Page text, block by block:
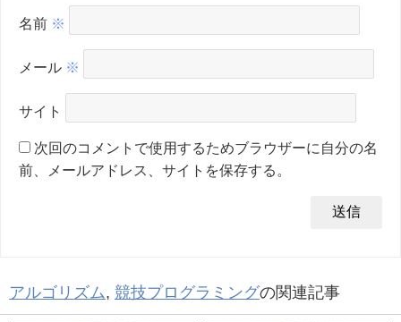
名前 ※
メール ※
サイト
次回のコメントで使用するためブラウザーに自分の名
前、メールアドレス、サイトを保存する。
アルゴリズム, 競技プログラミングの関連記事